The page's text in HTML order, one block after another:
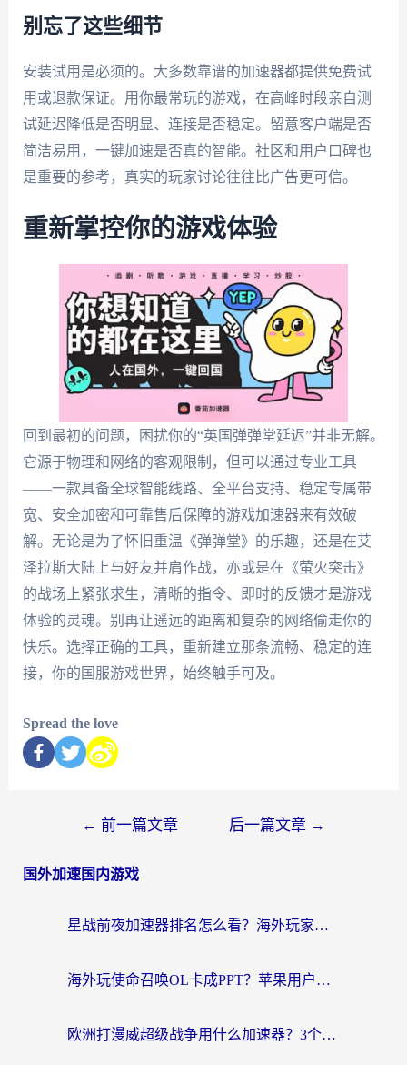
别忘了这些细节
安装试用是必须的。大多数靠谱的加速器都提供免费试
用或退款保证。用你最常玩的游戏，在高峰时段亲自测
试延迟降低是否明显、连接是否稳定。留意客户端是否
简洁易用，一键加速是否真的智能。社区和用户口碑也
是重要的参考，真实的玩家讨论往往比广告更可信。
重新掌控你的游戏体验
回到最初的问题，困扰你的“英国弹弹堂延迟”并非无解。
它源于物理和网络的客观限制，但可以通过专业工具
——一款具备全球智能线路、全平台支持、稳定专属带
宽、安全加密和可靠售后保障的游戏加速器来有效破
解。无论是为了怀旧重温《弹弹堂》的乐趣，还是在艾
泽拉斯大陆上与好友并肩作战，亦或是在《萤火突击》
的战场上紧张求生，清晰的指令、即时的反馈才是游戏
体验的灵魂。别再让遥远的距离和复杂的网络偷走你的
快乐。选择正确的工具，重新建立那条流畅、稳定的连
接，你的国服游戏世界，始终触手可及。
Spread the love
← 前一篇文章 后一篇文章 →
国外加速国内游戏
星战前夜加速器排名怎么看？海外玩家国服游戏畅玩终极指南（附欧洲玩跑跑我的起源解决方案）
海外玩使命召唤OL卡成PPT？苹果用户必看：使命召唤OL国外加速器下载苹果版指南
欧洲打漫威超级战争用什么加速器？3个海外游戏卡顿问题一次解决（附实测推荐）